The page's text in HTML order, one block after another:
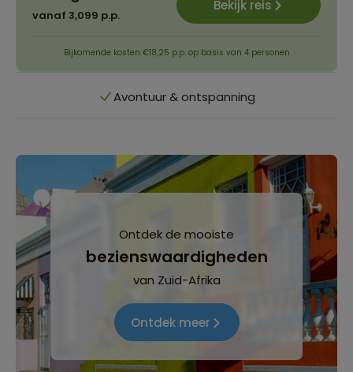
vanaf 3,099 p.p.
Bekijk reis
Bijkomende kosten €18,25 p.p. op basis van 4 personen
Quality time met je gezin
Reizen met leeftijdsgenoten 8+ | 12+ | 16+
Ontdek de mooiste
bezienswaardigheden
van Zuid-Afrika
Ontdek meer